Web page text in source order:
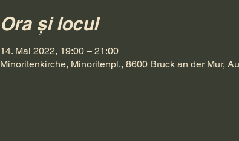
Ora și locul
14. Mai 2022, 19:00 – 21:00
Minoritenkirche, Minoritenpl., 8600 Bruck an der Mur,